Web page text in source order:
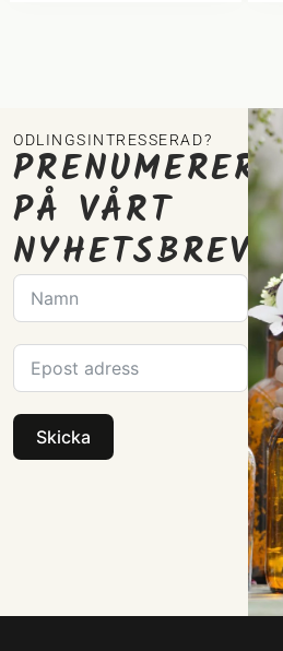
ODLINGSINTRESSERAD?
PRENUMERERA
PÅ VÅRT
NYHETSBREV
Skicka